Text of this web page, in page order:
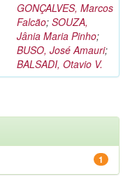
GONÇALVES, Marcos
Falcão; SOUZA,
Jânia Maria Pinho;
BUSO, José Amauri;
BALSADI, Otavio V.
1